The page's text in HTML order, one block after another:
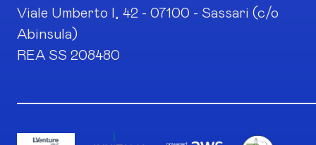
Viale Umberto I, 42 - 07100 - Sassari (c/o
Abinsula)
REA SS 208480